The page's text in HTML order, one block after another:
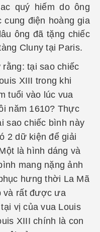
quý hiếm do ông
cung điện hoàng gia
ông đã tặng chiếc
Cluny tại Paris.
tại sao chiếc
XIII trong khi
tuổi vào lúc vua
năm 1610? Thực
sao chiếc bình này
2 dữ kiện để giải
là hình dáng và
mang nặng ảnh
hưng thời La Mã
và rất được ưa
vị của vua Louis
XIII chính là con